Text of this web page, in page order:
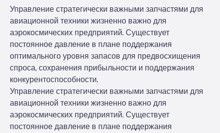
Управление стратегически важными запчастями для
авиационной техники жизненно важно для
аэрокосмических предприятий. Существует
постоянное давление в плане поддержания
оптимального уровня запасов для предвосхищения
спроса, сохранения прибыльности и поддержания
конкурентоспособности.
Управление стратегически важными запчастями для
авиационной техники жизненно важно для
аэрокосмических предприятий. Существует
постоянное давление в плане поддержания